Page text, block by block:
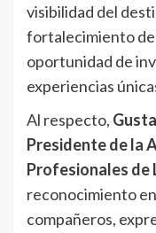
visibilidad del
fortalecimiento de
oportunidad de
experiencias
Al respecto,
Presidente de la
Profesionales de
reconocimiento
compañeros,